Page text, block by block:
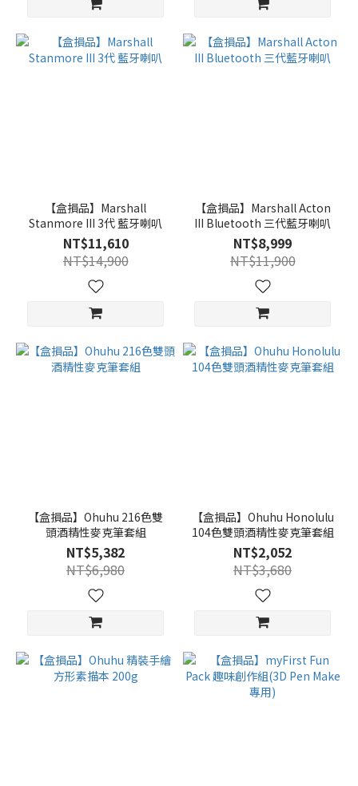
【盒損品】Marshall
Stanmore III 3代 藍牙喇叭
NT$11,610
NT$14,900
【盒損品】Marshall Acton
III Bluetooth 三代藍牙喇叭
NT$8,999
NT$11,900
【盒損品】Ohuhu 216色雙
頭酒精性麥克筆套組
NT$5,382
NT$6,980
【盒損品】Ohuhu Honolulu
104色雙頭酒精性麥克筆套組
NT$2,052
NT$3,680